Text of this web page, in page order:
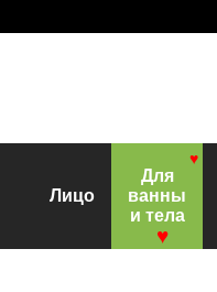
Лицо
Для
ванны
и тела
♥